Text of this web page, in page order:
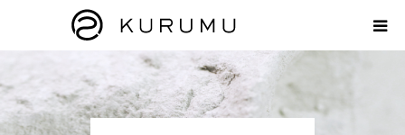
HOME
ABOUT